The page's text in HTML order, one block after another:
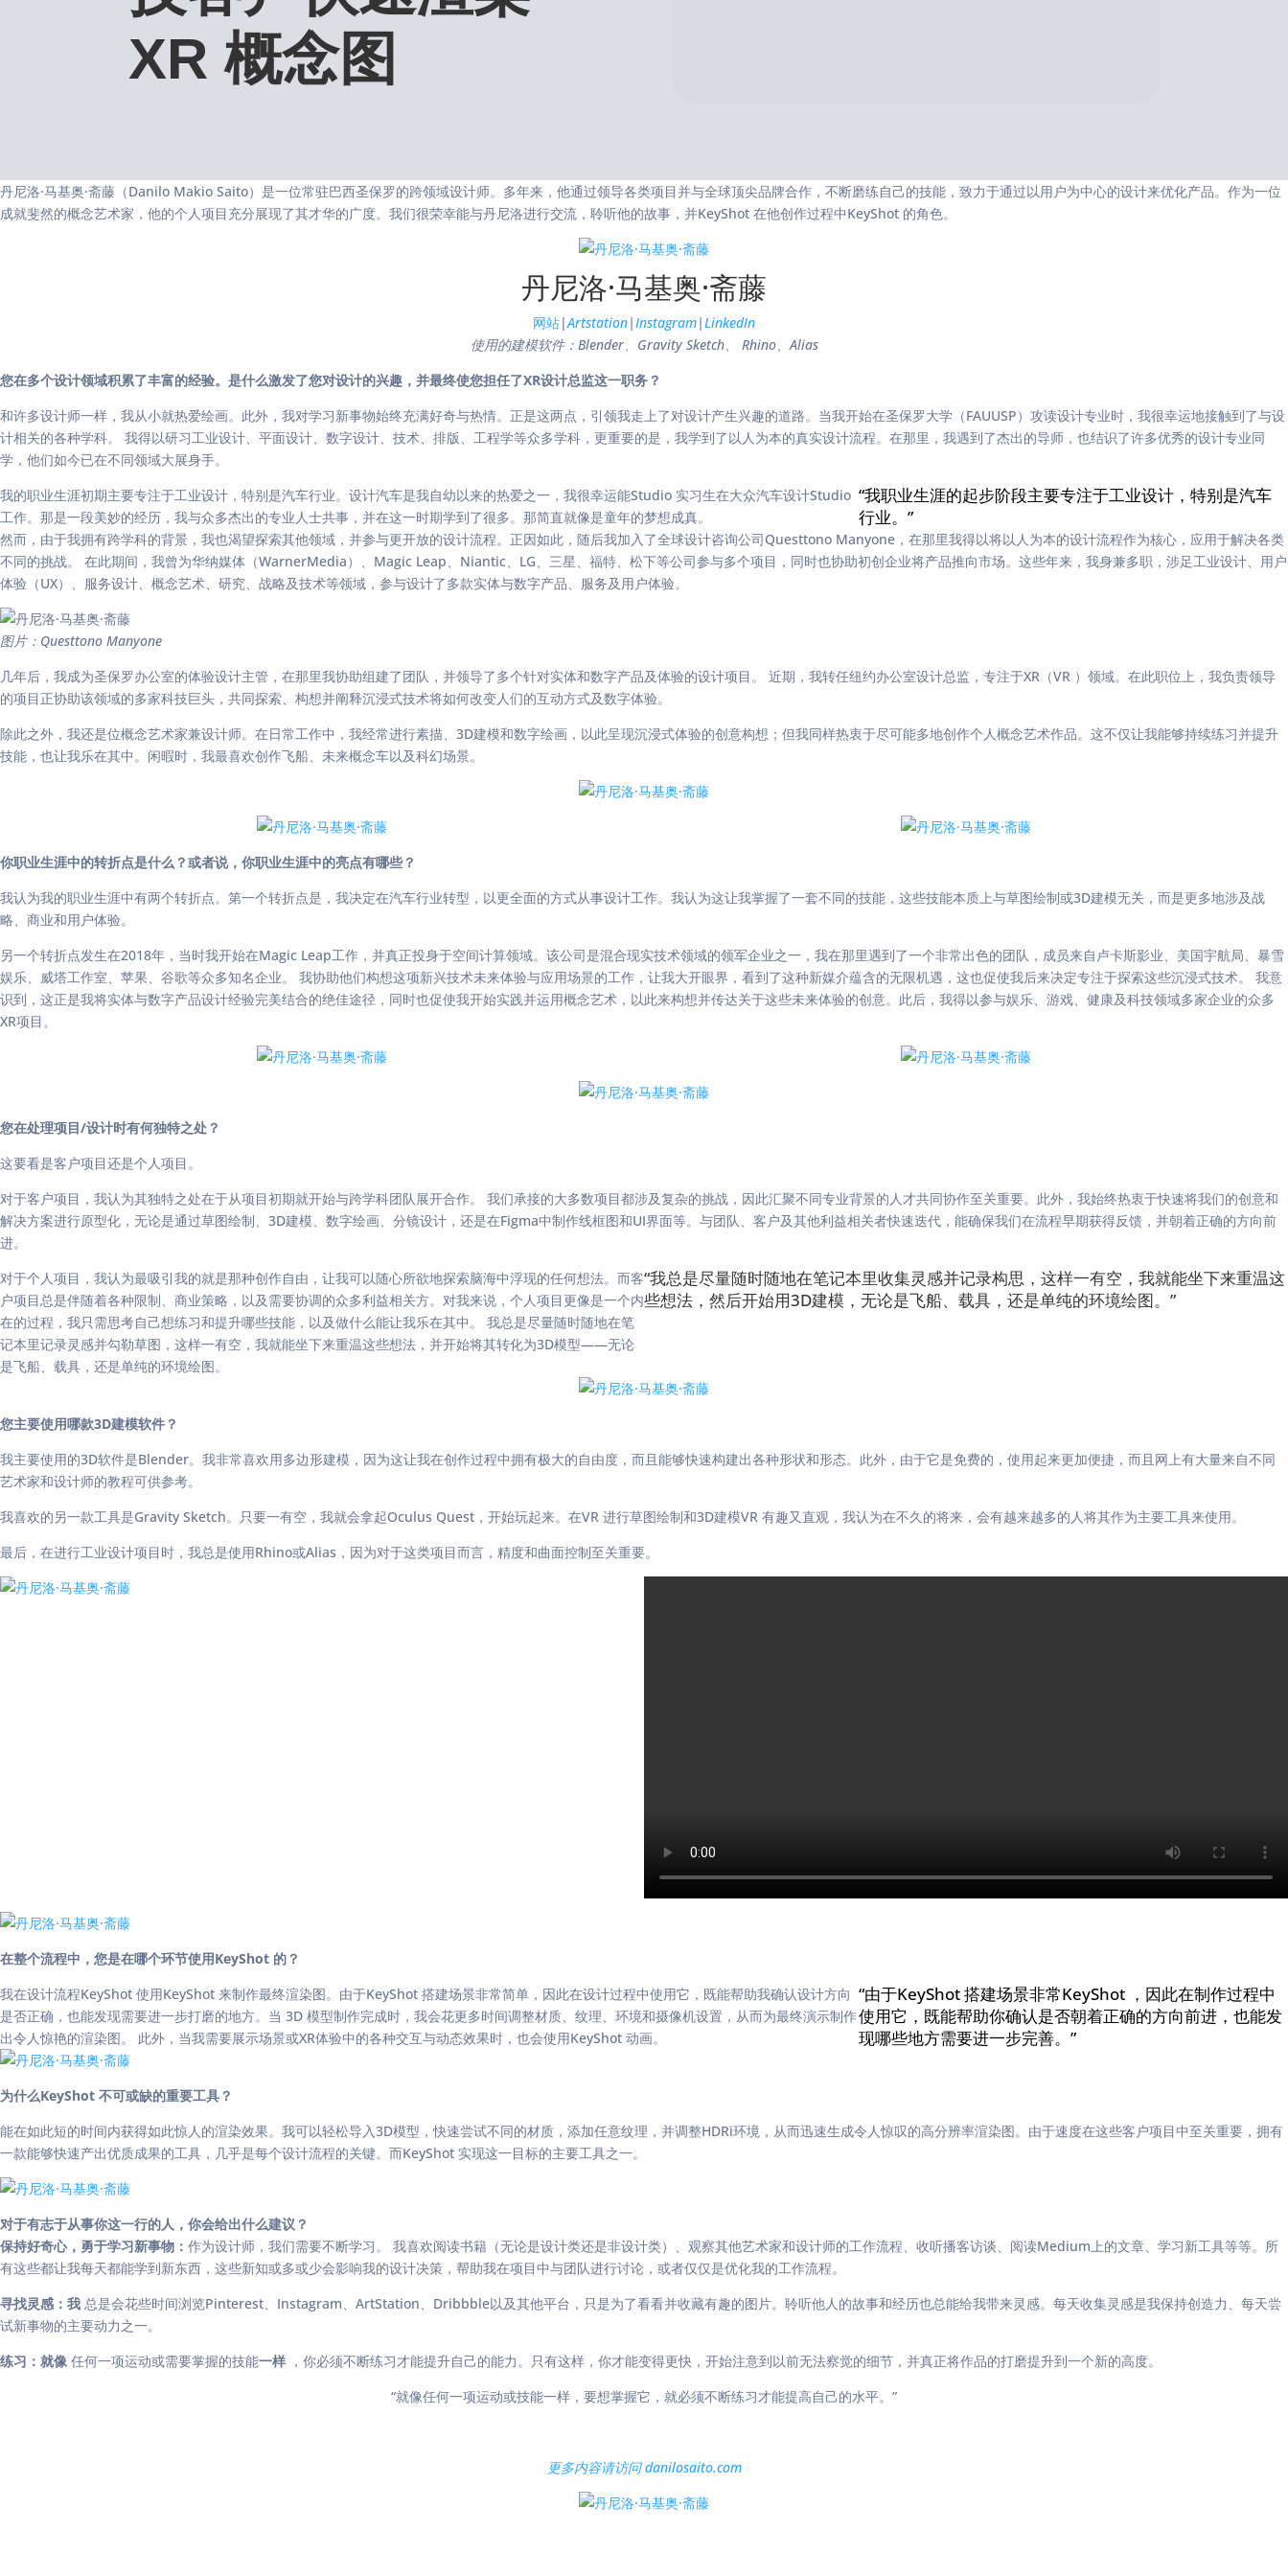
XR 概念图
丹尼洛·马基奥·斋藤（Danilo Makio Saito）是一位常驻巴西圣保罗的跨领域设计师。多年来，他通过领导各类项目并与全球顶尖品牌合作，不断磨练自己的技能，致力于通过以用户为中心的设计来优化产品。作为一位
成就斐然的概念艺术家，他的个人项目充分展现了其才华的广度。我们很荣幸能与丹尼洛进行交流，聆听他的故事，并KeyShot 在他创作过程中KeyShot 的角色。
丹尼洛·马基奥·斋藤
网站|Artstation|Instagram|LinkedIn
使用的建模软件：Blender、Gravity Sketch、
Rhino、Alias
您在多个设计领域积累了丰富的经验。是什么激发了您对设计的兴趣，并最终使您担任了XR设计总监这一职务？
和许多设计师一样，我从小就热爱绘画。此外，我对学习新事物始终充满好奇与热情。正是这两点，引领我走上了对设计产生兴趣的道路。当我开始在圣保罗大学（FAUUSP）攻读设计专业时，我很幸运地接触到了与设
计相关的各种学科。 我得以研习工业设计、平面设计、数字设计、技术、排版、工程学等众多学科，更重要的是，我学到了以人为本的真实设计流程。在那里，我遇到了杰出的导师，也结识了许多优秀的设计专业同
学，他们如今已在不同领域大展身手。
我的职业生涯初期主要专注于工业设计，特别是汽车行业。设计汽车是我自幼以来的热爱之一，我很幸运能Studio 实习生在大众汽车设计Studio
工作。那是一段美妙的经历，我与众多杰出的专业人士共事，并在这一时期学到了很多。那简直就像是童年的梦想成真。
“我职业生涯的起步阶段主要专注于工业设计，特别是汽车
行业。”
然而，由于我拥有跨学科的背景，我也渴望探索其他领域，并参与更开放的设计流程。正因如此，随后我加入了全球设计咨询公司Questtono Manyone，在那里我得以将以人为本的设计流程作为核心，应用于解决各类
不同的挑战。 在此期间，我曾为华纳媒体（WarnerMedia）、Magic Leap、Niantic、LG、三星、福特、松下等公司参与多个项目，同时也协助初创企业将产品推向市场。这些年来，我身兼多职，涉足工业设计、用户
体验（UX）、服务设计、概念艺术、研究、战略及技术等领域，参与设计了多款实体与数字产品、服务及用户体验。
图片：Questtono Manyone
几年后，我成为圣保罗办公室的体验设计主管，在那里我协助组建了团队，并领导了多个针对实体和数字产品及体验的设计项目。 近期，我转任纽约办公室设计总监，专注于XR（VR ）领域。在此职位上，我负责领导
的项目正协助该领域的多家科技巨头，共同探索、构想并阐释沉浸式技术将如何改变人们的互动方式及数字体验。
除此之外，我还是位概念艺术家兼设计师。在日常工作中，我经常进行素描、3D建模和数字绘画，以此呈现沉浸式体验的创意构想；但我同样热衷于尽可能多地创作个人概念艺术作品。这不仅让我能够持续练习并提升
技能，也让我乐在其中。闲暇时，我最喜欢创作飞船、未来概念车以及科幻场景。
你职业生涯中的转折点是什么？或者说，你职业生涯中的亮点有哪些？
我认为我的职业生涯中有两个转折点。第一个转折点是，我决定在汽车行业转型，以更全面的方式从事设计工作。我认为这让我掌握了一套不同的技能，这些技能本质上与草图绘制或3D建模无关，而是更多地涉及战
略、商业和用户体验。
另一个转折点发生在2018年，当时我开始在Magic Leap工作，并真正投身于空间计算领域。该公司是混合现实技术领域的领军企业之一，我在那里遇到了一个非常出色的团队，成员来自卢卡斯影业、美国宇航局、暴雪
娱乐、威塔工作室、苹果、谷歌等众多知名企业。 我协助他们构想这项新兴技术未来体验与应用场景的工作，让我大开眼界，看到了这种新媒介蕴含的无限机遇，这也促使我后来决定专注于探索这些沉浸式技术。 我意
识到，这正是我将实体与数字产品设计经验完美结合的绝佳途径，同时也促使我开始实践并运用概念艺术，以此来构想并传达关于这些未来体验的创意。此后，我得以参与娱乐、游戏、健康及科技领域多家企业的众多
XR项目。
您在处理项目/设计时有何独特之处？
这要看是客户项目还是个人项目。
对于客户项目，我认为其独特之处在于从项目初期就开始与跨学科团队展开合作。 我们承接的大多数项目都涉及复杂的挑战，因此汇聚不同专业背景的人才共同协作至关重要。此外，我始终热衷于快速将我们的创意和
解决方案进行原型化，无论是通过草图绘制、3D建模、数字绘画、分镜设计，还是在Figma中制作线框图和UI界面等。与团队、客户及其他利益相关者快速迭代，能确保我们在流程早期获得反馈，并朝着正确的方向前
进。
对于个人项目，我认为最吸引我的就是那种创作自由，让我可以随心所欲地探索脑海中浮现的任何想法。而客
户项目总是伴随着各种限制、商业策略，以及需要协调的众多利益相关方。对我来说，个人项目更像是一个内
在的过程，我只需思考自己想练习和提升哪些技能，以及做什么能让我乐在其中。 我总是尽量随时随地在笔
记本里记录灵感并勾勒草图，这样一有空，我就能坐下来重温这些想法，并开始将其转化为3D模型——无论
是飞船、载具，还是单纯的环境绘图。
“我总是尽量随时随地在笔记本里收集灵感并记录构思，这样一有空，我就能坐下来重温这
些想法，然后开始用3D建模，无论是飞船、载具，还是单纯的环境绘图。”
您主要使用哪款3D建模软件？
我主要使用的3D软件是Blender。我非常喜欢用多边形建模，因为这让我在创作过程中拥有极大的自由度，而且能够快速构建出各种形状和形态。此外，由于它是免费的，使用起来更加便捷，而且网上有大量来自不同
艺术家和设计师的教程可供参考。
我喜欢的另一款工具是Gravity Sketch。只要一有空，我就会拿起Oculus Quest，开始玩起来。在VR 进行草图绘制和3D建模VR 有趣又直观，我认为在不久的将来，会有越来越多的人将其作为主要工具来使用。
最后，在进行工业设计项目时，我总是使用Rhino或Alias，因为对于这类项目而言，精度和曲面控制至关重要。
在整个流程中，您是在哪个环节使用KeyShot 的？
我在设计流程KeyShot 使用KeyShot 来制作最终渲染图。由于KeyShot 搭建场景非常简单，因此在设计过程中使用它，既能帮助我确认设计方向
是否正确，也能发现需要进一步打磨的地方。当 3D 模型制作完成时，我会花更多时间调整材质、纹理、环境和摄像机设置，从而为最终演示制作
出令人惊艳的渲染图。 此外，当我需要展示场景或XR体验中的各种交互与动态效果时，也会使用KeyShot 动画。
“由于KeyShot 搭建场景非常KeyShot ，因此在制作过程中
使用它，既能帮助你确认是否朝着正确的方向前进，也能发
现哪些地方需要进一步完善。”
为什么KeyShot 不可或缺的重要工具？
能在如此短的时间内获得如此惊人的渲染效果。我可以轻松导入3D模型，快速尝试不同的材质，添加任意纹理，并调整HDRi环境，从而迅速生成令人惊叹的高分辨率渲染图。由于速度在这些客户项目中至关重要，拥有
一款能够快速产出优质成果的工具，几乎是每个设计流程的关键。而KeyShot 实现这一目标的主要工具之一。
对于有志于从事你这一行的人，你会给出什么建议？
保持好奇心，勇于学习新事物： 作为设计师，我们需要不断学习。 我喜欢阅读书籍（无论是设计类还是非设计类）、观察其他艺术家和设计师的工作流程、收听播客访谈、阅读Medium上的文章、学习新工具等等。所
有这些都让我每天都能学到新东西，这些新知或多或少会影响我的设计决策，帮助我在项目中与团队进行讨论，或者仅仅是优化我的工作流程。
寻找灵感：我 总是会花些时间浏览Pinterest、Instagram、ArtStation、Dribbble以及其他平台，只是为了看看并收藏有趣的图片。聆听他人的故事和经历也总能给我带来灵感。每天收集灵感是我保持创造力、每天尝
试新事物的主要动力之一。
练习：就像 任何一项运动或需要掌握的技能一样 ，你必须不断练习才能提升自己的能力。只有这样，你才能变得更快，开始注意到以前无法察觉的细节，并真正将作品的打磨提升到一个新的高度。
“就像任何一项运动或技能一样，要想掌握它，就必须不断练习才能提高自己的水平。”
更多内容请访问 danilosaito.com